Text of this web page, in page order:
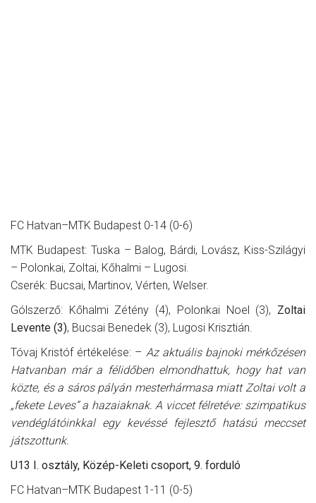
FC Hatvan–MTK Budapest 0-14 (0-6)
MTK Budapest: Tuska – Balog, Bárdi, Lovász, Kiss-Szilágyi
– Polonkai, Zoltai, Kőhalmi – Lugosi.
Cserék: Bucsai, Martinov, Vérten, Welser.
Gólszerző: Kőhalmi Zétény (4), Polonkai Noel (3), Zoltai
Levente (3), Bucsai Benedek (3), Lugosi Krisztián.
Tóvaj Kristóf értékelése: – Az aktuális bajnoki mérkőzésen
Hatvanban már a félidőben elmondhattuk, hogy hat van
közte, és a sáros pályán mesterhármasa miatt Zoltai volt a
„fekete Leves” a hazaiaknak. A viccet félretéve: szimpatikus
vendéglátóinkkal egy kevéssé fejlesztő hatású meccset
játszottunk.
U13 I. osztály, Közép-Keleti csoport, 9. forduló
FC Hatvan–MTK Budapest 1-11 (0-5)